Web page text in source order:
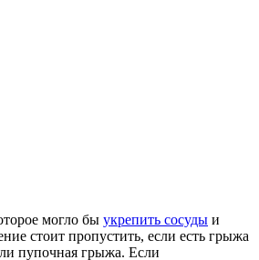
могло бы укрепить сосуды и
стоит пропустить, если есть грыжа
пупочная грыжа. Если